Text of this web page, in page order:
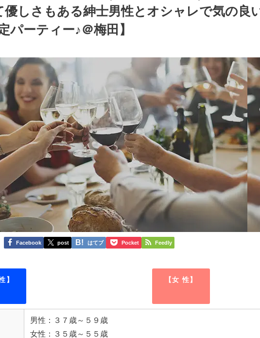
優しさもある紳士男性とオシャレで気の良
パーティー♪＠梅田】
Facebook post はてブ Pocket Feedly
】 【女 性】
男性：３７歳～５９歳
女性：３５歳～５５歳